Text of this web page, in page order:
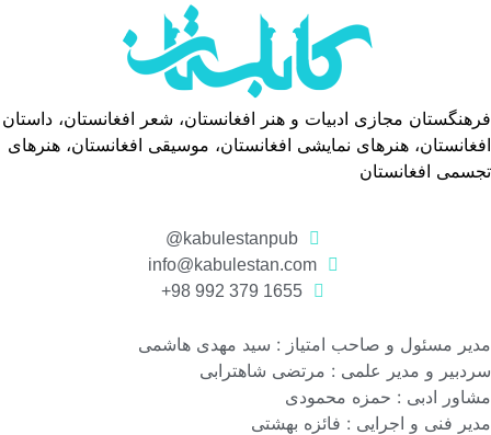
فرهنگستان مجازی ادبیات و هنر افغانستان، شعر افغانستان، داستان
افغانستان، هنرهای نمایشی افغانستان، موسیقی افغانستان، هنرهای
تجسمی افغانستان
kabulestanpub@
info@kabulestan.com
1655 379 992 98+
مدیر مسئول و صاحب امتیاز : سید مهدی هاشمی
سردبیر و مدیر علمی : مرتضی شاهترابی
مشاور ادبی : حمزه محمودی
مدیر فنی و اجرایی : فائزه بهشتی